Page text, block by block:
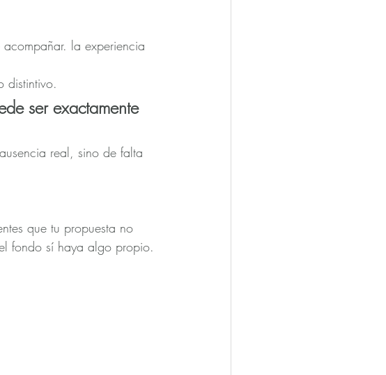
la experiencia
distintivo.
ser exactamente
real, sino de falta
que tu propuesta no
fondo sí haya algo propio.